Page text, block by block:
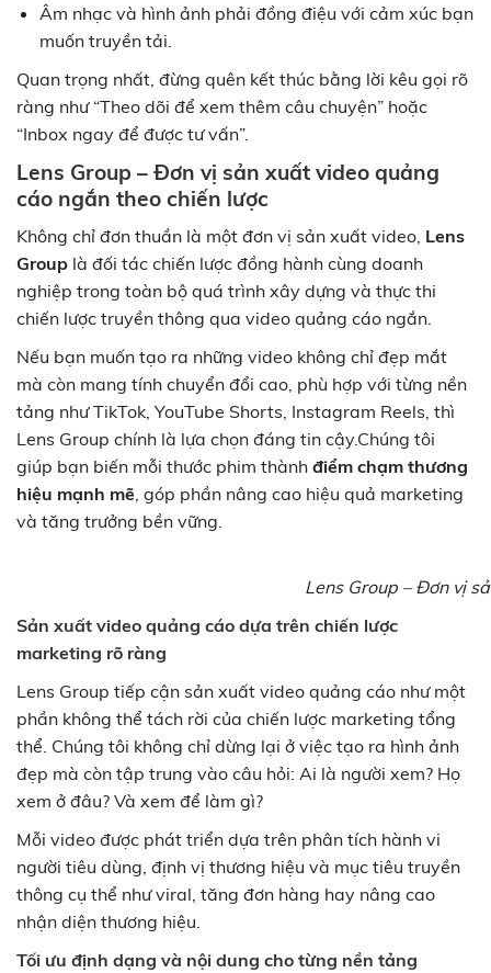
Âm nhạc và hình ảnh phải đồng điệu với cảm xúc bạn
muốn truyền tải.
Quan trọng nhất, đừng quên kết thúc bằng lời kêu gọi rõ
ràng như “Theo dõi để xem thêm câu chuyện” hoặc
“Inbox ngay để được tư vấn”.
Lens Group – Đơn vị sản xuất video quảng
cáo ngắn theo chiến lược
Không chỉ đơn thuần là một đơn vị sản xuất video, Lens
Group là đối tác chiến lược đồng hành cùng doanh
nghiệp trong toàn bộ quá trình xây dựng và thực thi
chiến lược truyền thông qua video quảng cáo ngắn.
Nếu bạn muốn tạo ra những video không chỉ đẹp mắt
mà còn mang tính chuyển đổi cao, phù hợp với từng nền
tảng như TikTok, YouTube Shorts, Instagram Reels, thì
Lens Group chính là lựa chọn đáng tin cậy.Chúng tôi
giúp bạn biến mỗi thước phim thành điểm chạm thương
hiệu mạnh mẽ , góp phần nâng cao hiệu quả marketing
và tăng trưởng bền vững.
Lens Group – Đơn vị
Sản xuất video quảng cáo dựa trên chiến lược
marketing rõ ràng
Lens Group tiếp cận sản xuất video quảng cáo như một
phần không thể tách rời của chiến lược marketing tổng
thể. Chúng tôi không chỉ dừng lại ở việc tạo ra hình ảnh
đẹp mà còn tập trung vào câu hỏi: Ai là người xem? Họ
xem ở đâu? Và xem để làm gì?
Mỗi video được phát triển dựa trên phân tích hành vi
người tiêu dùng, định vị thương hiệu và mục tiêu truyền
thông cụ thể như viral, tăng đơn hàng hay nâng cao
nhận diện thương hiệu.
Tối ưu định dạng và nội dung cho từng nền tảng